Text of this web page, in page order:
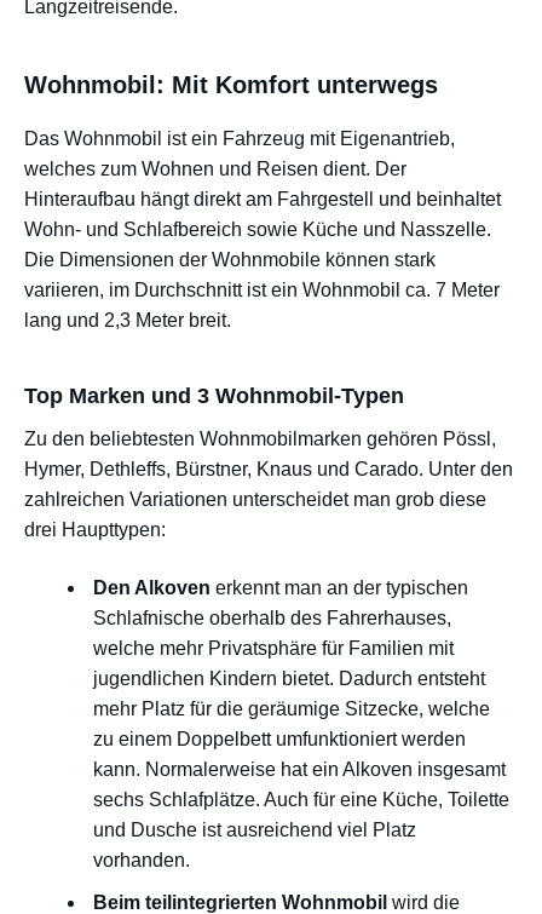
Langzeitreisende.
Wohnmobil: Mit Komfort unterwegs
Das Wohnmobil ist ein Fahrzeug mit Eigenantrieb,
welches zum Wohnen und Reisen dient. Der
Hinteraufbau hängt direkt am Fahrgestell und beinhaltet
Wohn- und Schlafbereich sowie Küche und Nasszelle.
Die Dimensionen der Wohnmobile können stark
variieren, im Durchschnitt ist ein Wohnmobil ca. 7 Meter
lang und 2,3 Meter breit.
Top Marken und 3 Wohnmobil-Typen
Zu den beliebtesten Wohnmobilmarken gehören Pössl,
Hymer, Dethleffs, Bürstner, Knaus und Carado. Unter den
zahlreichen Variationen unterscheidet man grob diese
drei Haupttypen:
Den Alkoven erkennt man an der typischen
Schlafnische oberhalb des Fahrerhauses,
welche mehr Privatsphäre für Familien mit
jugendlichen Kindern bietet. Dadurch entsteht
mehr Platz für die geräumige Sitzecke, welche
zu einem Doppelbett umfunktioniert werden
kann. Normalerweise hat ein Alkoven insgesamt
sechs Schlafplätze. Auch für eine Küche, Toilette
und Dusche ist ausreichend viel Platz
vorhanden.
Beim teilintegrierten Wohnmobil wird die